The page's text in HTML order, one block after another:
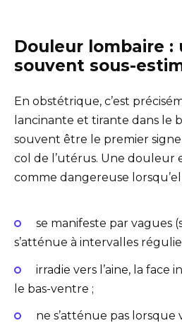
Douleur lombaire :
souvent sous-
En obstétrique, c’est
lancinante et tirante dans le
souvent être le premier
col de l’utérus. Une douleur
comme dangereuse
se manifeste par vagues
s’atténue à intervalles
irradie vers l’aine, la face
le bas-ventre ;
ne s’atténue pas lorsque